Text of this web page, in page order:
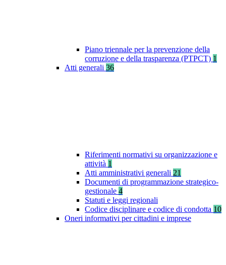
Piano triennale per la prevenzione della
corruzione e della trasparenza (PTPCT) 1
Atti generali 36
Riferimenti normativi su organizzazione e
attività 1
Atti amministrativi generali 21
Documenti di programmazione strategico-
gestionale 4
Statuti e leggi regionali
Codice disciplinare e codice di condotta 10
Oneri informativi per cittadini e imprese